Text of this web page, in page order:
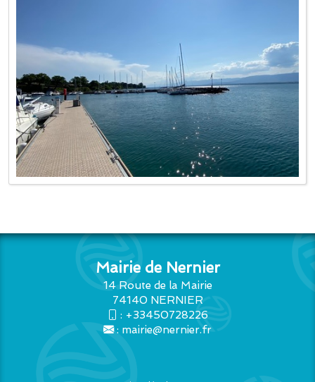
Mairie de Nernier
14 Route de la Mairie
74140 NERNIER
: +33450728226
: mairie@nernier.fr